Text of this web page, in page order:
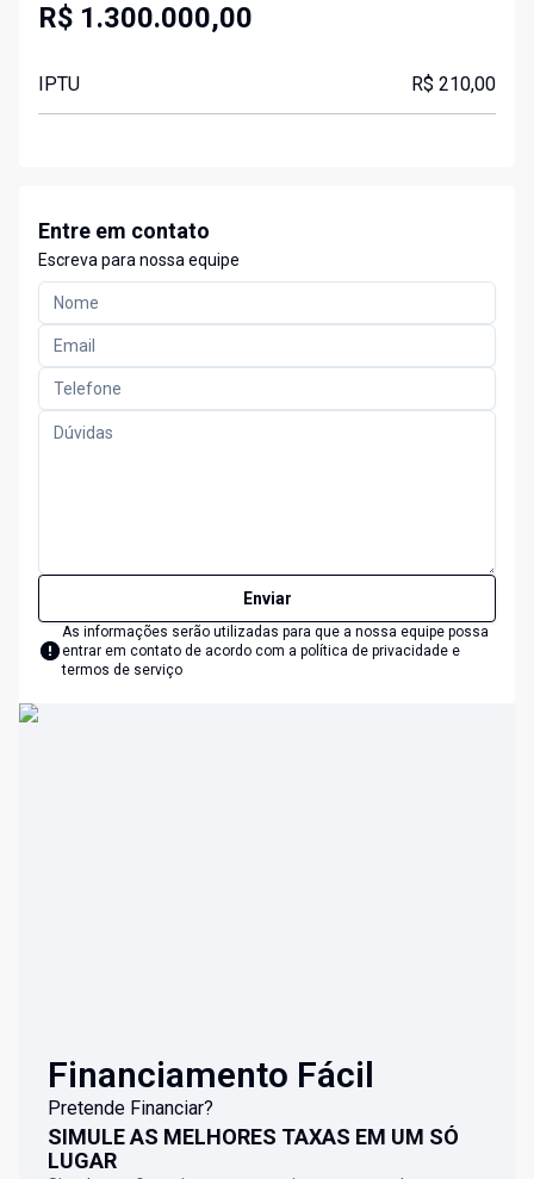
R$ 1.300.000,00
IPTU R$ 210,00
Entre em contato
Escreva para nossa equipe
Enviar
As informações serão utilizadas para que a nossa equipe possa
entrar em contato de acordo com a política de privacidade e
termos de serviço
Financiamento Fácil
Pretende Financiar?
SIMULE AS MELHORES TAXAS EM UM SÓ
LUGAR